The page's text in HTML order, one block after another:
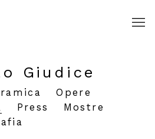
Giudice
Opere
Press
Mostre